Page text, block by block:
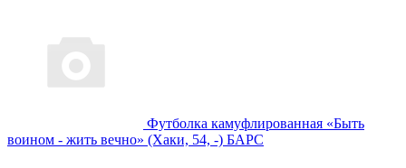
Футболка камуфлированная «Быть
воином - жить вечно» (Хаки, 54, -) БАРС